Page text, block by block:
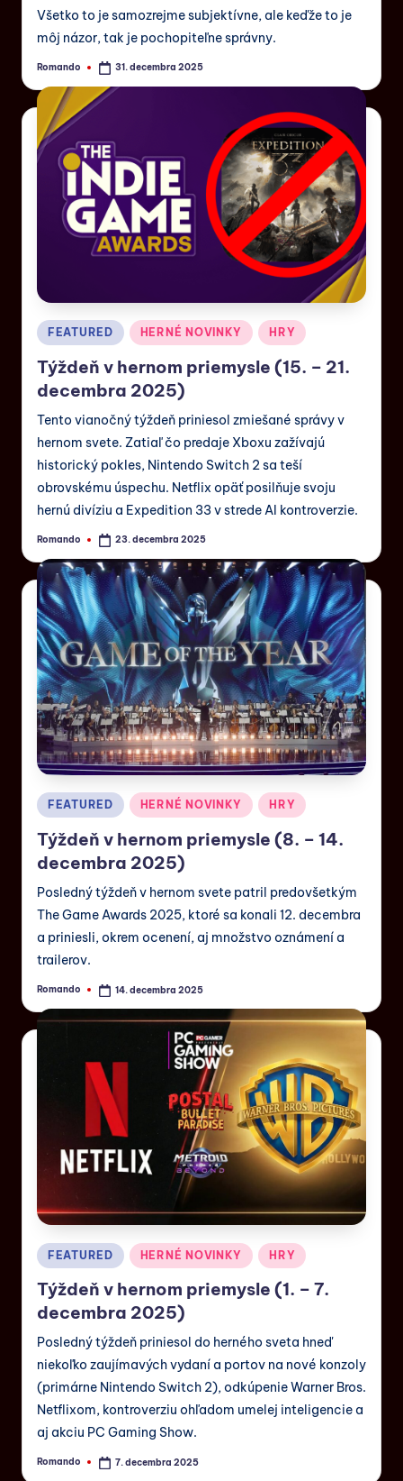
Všetko to je samozrejme subjektívne, ale keďže to je
môj názor, tak je pochopiteľne správny.
Romando 31. decembra 2025
FEATURED HERNÉ NOVINKY HRY
Týždeň v hernom priemysle (15. – 21.
decembra 2025)
Tento vianočný týždeň priniesol zmiešané správy v
hernom svete. Zatiaľ čo predaje Xboxu zažívajú
historický pokles, Nintendo Switch 2 sa teší
obrovskému úspechu. Netflix opäť posilňuje svoju
hernú divíziu a Expedition 33 v strede AI kontroverzie.
Romando 23. decembra 2025
FEATURED HERNÉ NOVINKY HRY
Týždeň v hernom priemysle (8. – 14.
decembra 2025)
Posledný týždeň v hernom svete patril predovšetkým
The Game Awards 2025, ktoré sa konali 12. decembra
a priniesli, okrem ocenení, aj množstvo oznámení a
trailerov.
Romando 14. decembra 2025
FEATURED HERNÉ NOVINKY HRY
Týždeň v hernom priemysle (1. – 7.
decembra 2025)
Posledný týždeň priniesol do herného sveta hneď
niekoľko zaujímavých vydaní a portov na nové konzoly
(primárne Nintendo Switch 2), odkúpenie Warner Bros.
Netflixom, kontroverziu ohľadom umelej inteligencie a
aj akciu PC Gaming Show.
Romando 7. decembra 2025